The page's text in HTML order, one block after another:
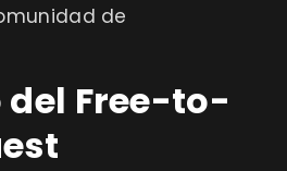
de
del Free-to-